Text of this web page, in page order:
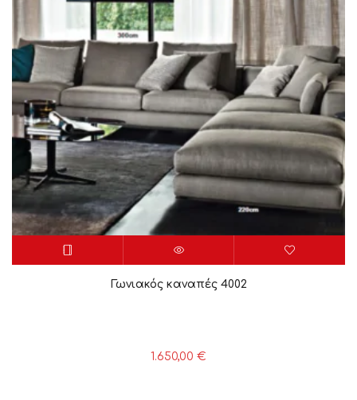
Γωνιακός καναπές 4002
1.650,00 €